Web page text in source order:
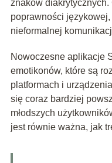
znaków diakrytycznych.
poprawności
nieformalnej
Nowoczesne aplikacje
emotikonów, które są
platformach i
się coraz bardziej
młodszych
jest równie ważna, jak